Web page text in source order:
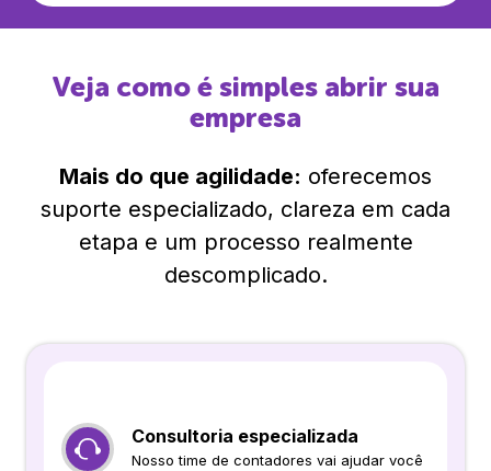
Veja como é simples abrir sua
empresa
Mais do que agilidade: oferecemos
suporte especializado, clareza em cada
etapa e um processo realmente
descomplicado.
Consultoria especializada
Nosso time de contadores vai ajudar você